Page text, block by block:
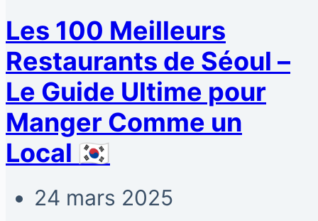
Les 100 Meilleurs
Restaurants de Séoul –
Le Guide Ultime pour
Manger Comme un
Local 🇰🇷
24 mars 2025